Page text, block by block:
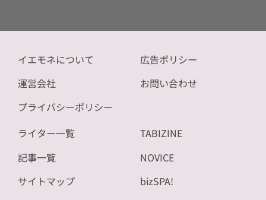
イエモネについて
運営会社
プライバシーポリシー
広告ポリシー
お問い合わせ
ライター一覧
記事一覧
サイトマップ
TABIZINE
NOVICE
bizSPA!